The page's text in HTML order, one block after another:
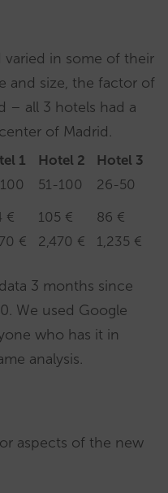
in some of their
and size, the factor of
– all 3 hotels had a
of Madrid.
1 Hotel 2
Hotel 3
51-100
26-50
€ 105 €
86 €
€ 2,470 € 1,235 €
3 months since
We used Google
who has it in
analysis.
aspects of the new